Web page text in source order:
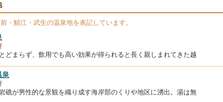
・鯖江・武生の温泉地を表記しています。
どまらず、飲用でも高い効果が得られると長く親しまれてきた越
泉
礁が男性的な景観を織り成す海岸部のくりや地区に湧出。湯は無